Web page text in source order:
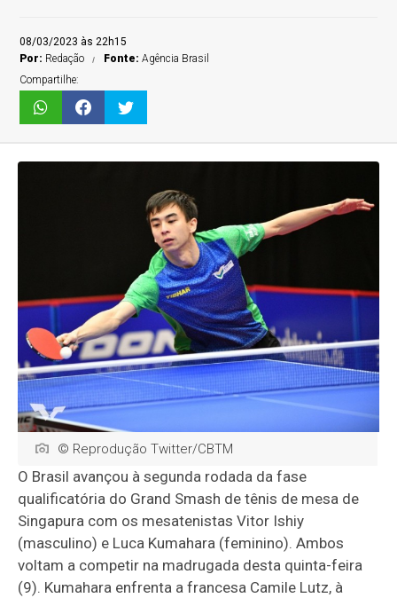
08/03/2023 às 22h15
Por: Redação Fonte:Agência Brasil
Compartilhe:
© Reprodução Twitter/CBTM
O Brasil avançou à segunda rodada da fase
qualificatória do Grand Smash de tênis de mesa de
Singapura com os mesatenistas Vitor Ishiy
(masculino) e Luca Kumahara (feminino). Ambos
voltam a competir na madrugada desta quinta-feira
(9). Kumahara enfrenta a francesa Camile Lutz, à